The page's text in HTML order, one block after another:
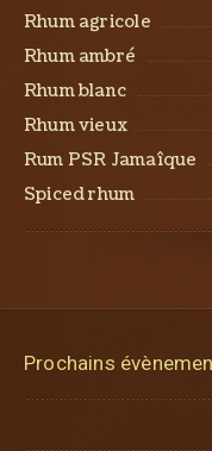
Rhum agricole
Rhum ambré
Rhum blanc
Rhum vieux
Rum PSR Jamaîque
Spiced rhum
Prochains